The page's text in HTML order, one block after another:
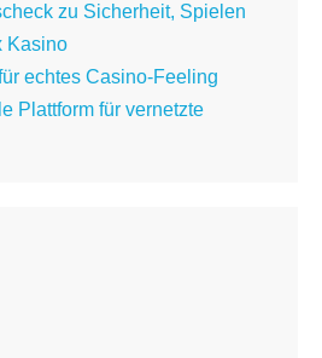
zu Sicherheit, Spielen
Kasino
echtes Casino-Feeling
Plattform für vernetzte